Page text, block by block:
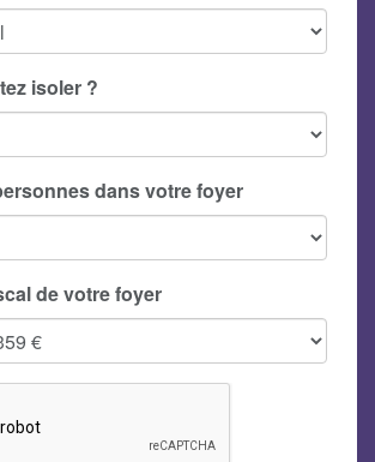
isoler ?
dans votre foyer
de votre foyer